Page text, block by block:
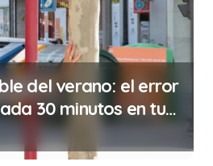
del verano: el error
30 minutos en tu
que te puede